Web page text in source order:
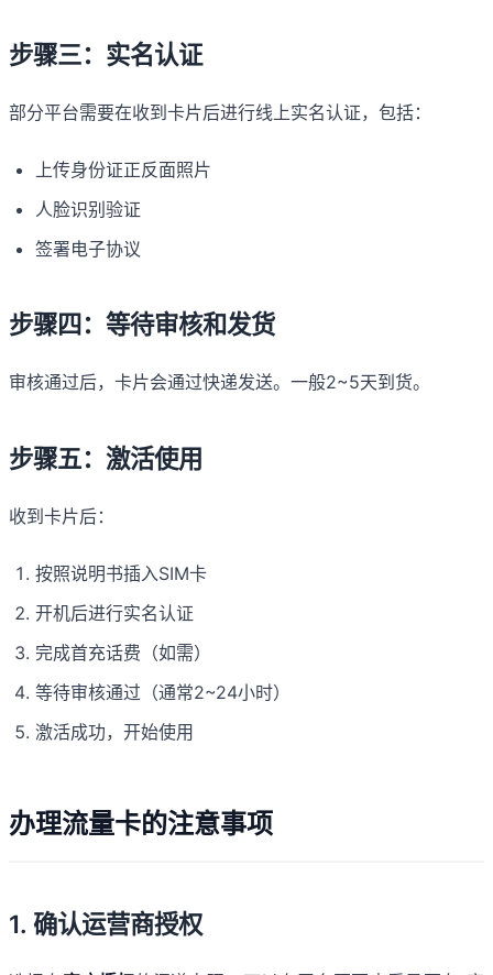
步骤三：实名认证
部分平台需要在收到卡片后进行线上实名认证，包括：
上传身份证正反面照片
人脸识别验证
签署电子协议
步骤四：等待审核和发货
审核通过后，卡片会通过快递发送。一般2~5天到货。
步骤五：激活使用
收到卡片后：
按照说明书插入SIM卡
开机后进行实名认证
完成首充话费（如需）
等待审核通过（通常2~24小时）
激活成功，开始使用
办理流量卡的注意事项
1. 确认运营商授权